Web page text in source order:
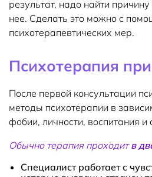
результат, надо найти
нее. Сделать это можно с
психотерапевтических мер.
Психотерапия
После первой консультации
методы психотерапии в
фобии, личности, воспитания и
Обычно терапия проходитв
Специалист работает с